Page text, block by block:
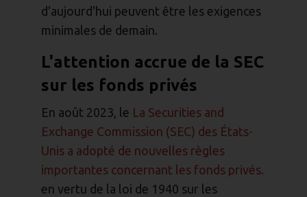
d'aujourd'hui peuvent être les exigences
minimales de demain.
L'attention accrue de la SEC
sur les fonds privés
En août 2023, le La Securities and
Exchange Commission (SEC) des États-
Unis a adopté de nouvelles règles
importantes concernant les fonds privés.
en vertu de la loi de 1940 sur les